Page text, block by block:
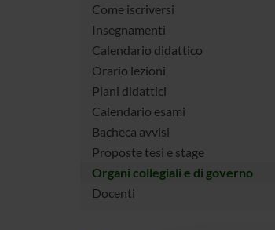
Come iscriversi
Insegnamenti
Calendario didattico
Orario lezioni
Piani didattici
Calendario esami
Bacheca avvisi
Proposte tesi e stage
Organi collegiali e di governo
Docenti